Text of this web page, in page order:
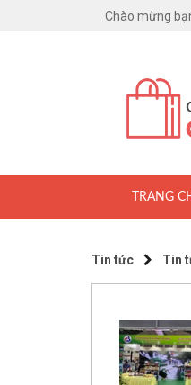
Chào mừng
TRANG
Tin tức Tin